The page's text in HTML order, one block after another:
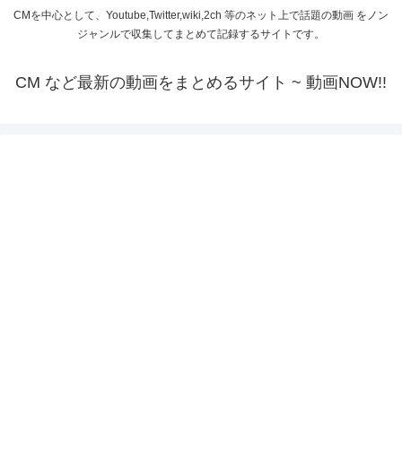
CMを中心として、Youtube,Twitter,wiki,2ch 等のネット上で話題の動画 をノン
ジャンルで収集してまとめて記録するサイトです。
CM など最新の動画をまとめるサイト ~ 動画NOW!!